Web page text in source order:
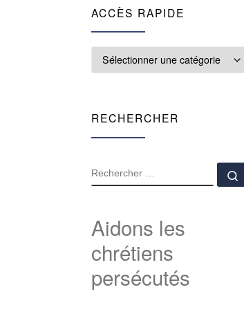
ACCÈS RAPIDE
RECHERCHER
RECHERCHER
Aidons les
chrétiens
persécutés